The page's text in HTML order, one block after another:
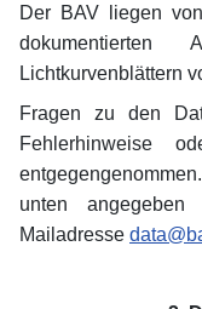
Der BAV liegen
Lichtkurvenblättern
Fragen zu den
Fehlerhinweise
unten
Mailadresse